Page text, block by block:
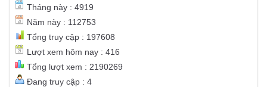
Tháng này : 4919
Năm này : 112753
Tổng truy cập : 197608
Lượt xem hôm nay : 416
Tổng lượt xem : 2190269
Đang truy cập : 4